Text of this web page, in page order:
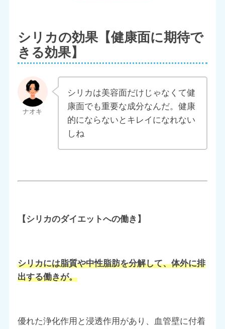
シリカの効果【健康面に期待で
きる効果】
シリカは美容面だけじゃなくて健
康面でも重要な成分なんだ。健康
的にならないとキレイになれない
しね
【シリカのダイエットへの働き】
シリカには脂質や中性脂肪を分解して、体外に排
出する働きが。
優れた浄化作用と浸透作用があり、血管壁に付着